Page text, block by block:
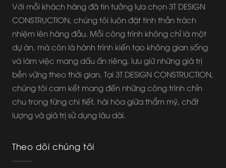
Với mỗi khách hàng đã tin tưởng lựa chọn 3T DESIGN
CONSTRUCTION, chúng tôi luôn đặt tinh thần trách
nhiệm lên hàng đầu. Mỗi công trình không chỉ là một
dự án, mà còn là hành trình kiến tạo không gian sống
và làm việc mang dấu ấn riêng, lưu giữ những giá trị
bền vững theo thời gian. Tại 3T DESIGN CONSTRUCTION,
chúng tôi cam kết mang đến những công trình chỉn
chu trong từng chi tiết, hài hòa giữa thẩm mỹ, chất
lượng và giá trị sử dụng lâu dài.
Theo dõi chúng tôi